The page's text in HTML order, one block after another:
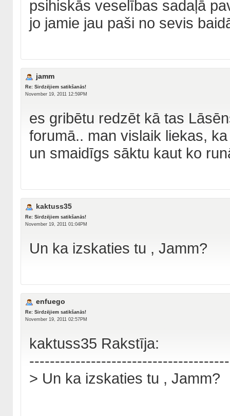
psihiskās veselības sadaļā
jo jamie jau paši no sevis
jamm
Re: Sirdzējiem satikšanās!
November 19, 2011 12:59PM
es gribētu redzēt kā tas
forumā.. man vislaik liekas,
un smaidīgs sāktu kaut ko
kaktuss35
Re: Sirdzējiem satikšanās!
November 19, 2011 01:04PM
Un ka izskaties tu , Jamm?
enfuego
Re: Sirdzējiem satikšanās!
November 19, 2011 02:57PM
kaktuss35 Rakstīja:
> Un ka izskaties tu , Jamm?